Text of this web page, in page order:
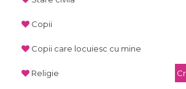
Copii
Copii care locuiesc cu mine
Religie